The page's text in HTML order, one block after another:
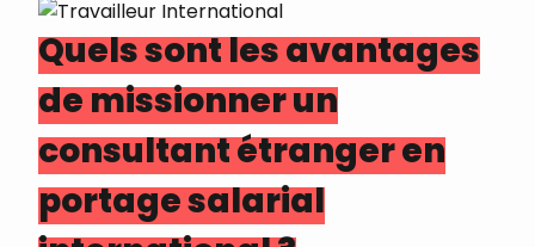
Quels sont les avantages
de missionner un
consultant étranger en
portage salarial